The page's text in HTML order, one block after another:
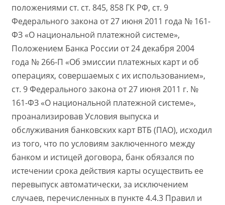
положениями ст. ст. 845, 858 ГК РФ, ст. 9
Федерального закона от 27 июня 2011 года № 161-
ФЗ «О национальной платежной системе»,
Положением Банка России от 24 декабря 2004
года № 266-П «Об эмиссии платежных карт и об
операциях, совершаемых с их использованием»,
ст. 9 Федерального закона от 27 июня 2011 г. №
161-ФЗ «О национальной платежной системе»,
проанализировав Условия выпуска и
обслуживания банковских карт ВТБ (ПАО), исходил
из того, что по условиям заключенного между
банком и истицей договора, банк обязался по
истечении срока действия карты осуществить ее
перевыпуск автоматически, за исключением
случаев, перечисленных в пункте 4.4.3 Правил и